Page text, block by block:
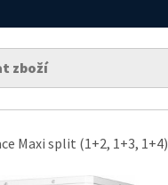
Maxi split (1+2, 1+3, 1+4)